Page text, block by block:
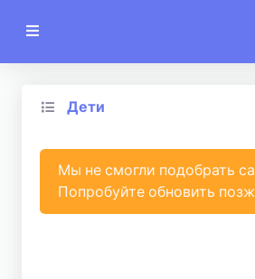
noteSTAT
Категории
Дети
Мы не смогли подобрать
Попробуйте обновить